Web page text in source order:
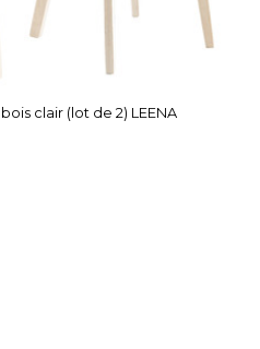
clair (lot de 2) LEENA